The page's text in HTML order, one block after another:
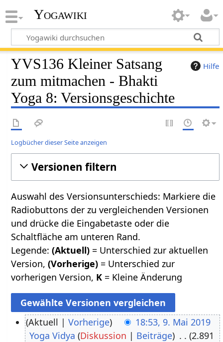
Yogawiki
Hilfe
YVS136 Kleiner Satsang
zum mitmachen - Bhakti
Yoga 8: Versionsgeschichte
Logbücher dieser Seite anzeigen
Versionen filtern
Auswahl des Versionsunterschieds: Markiere die
Radiobuttons der zu vergleichenden Versionen
und drücke die Eingabetaste oder die
Schaltfläche am unteren Rand.
Legende:(Aktuell) = Unterschied zur aktuellen
Version,(Vorherige) = Unterschied zur
vorherigen Version, K = Kleine Änderung
Aktuell Vorherige
18:53, 9. Mai 2019
Yoga Vidya Diskussion Beiträge
2.891